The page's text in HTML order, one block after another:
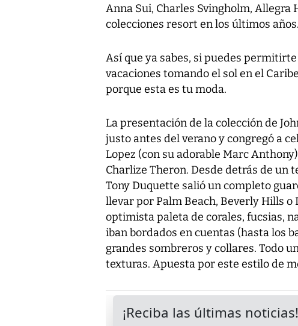
Anna Sui, Charles Svingholm, Allegra
colecciones resort en los últimos años.
Así que ya sabes, si puedes
vacaciones tomando el sol en el
porque esta es tu moda.
La presentación de la colección de
justo antes del verano y congregó a
Lopez (con su adorable Marc
Charlize Theron. Desde detrás de un
Tony Duquette salió un completo
llevar por Palm Beach, Beverly Hills o
optimista paleta de corales, fucsias,
iban bordados en cuentas (hasta los
grandes sombreros y collares. Todo
texturas. Apuesta por este estilo de